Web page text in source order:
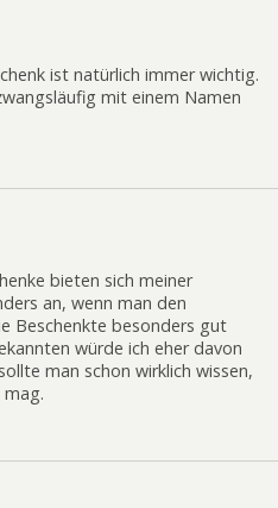
ist natürlich immer wichtig.
mit einem Namen
bieten sich meiner
an, wenn man den
Beschenkte besonders gut
würde ich eher davon
man schon wirklich wissen,